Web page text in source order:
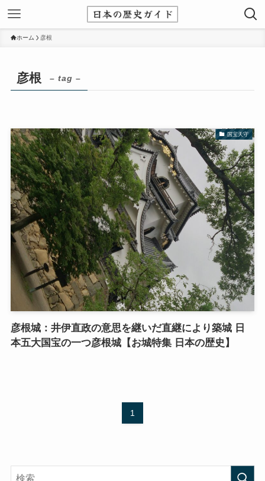
ホーム 彦根
彦根 – tag –
国宝天守
彦根城：井伊直政の意思を継いだ直継により築城 日
本五大国宝の一つ彦根城【お城特集 日本の歴史】
1